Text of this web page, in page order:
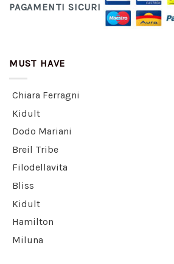
PAGAMENTI SICURI
MUST HAVE
Chiara Ferragni
Kidult
Dodo Mariani
Breil Tribe
Filodellavita
Bliss
Kidult
Hamilton
Miluna